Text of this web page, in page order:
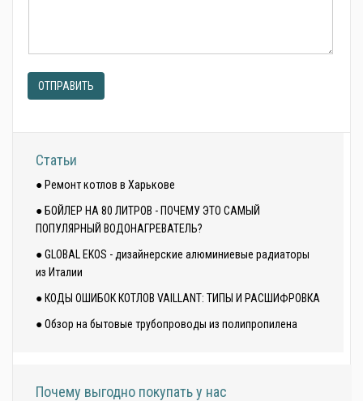
ОТПРАВИТЬ
Статьи
● Ремонт котлов в Харькове
● БОЙЛЕР НА 80 ЛИТРОВ - ПОЧЕМУ ЭТО САМЫЙ
ПОПУЛЯРНЫЙ ВОДОНАГРЕВАТЕЛЬ?
● GLOBAL EKOS - дизайнерские алюминиевые радиаторы
из Италии
● КОДЫ ОШИБОК КОТЛОВ VAILLANT: ТИПЫ И РАСШИФРОВКА
● Обзор на бытовые трубопроводы из полипропилена
Почему выгодно покупать у нас